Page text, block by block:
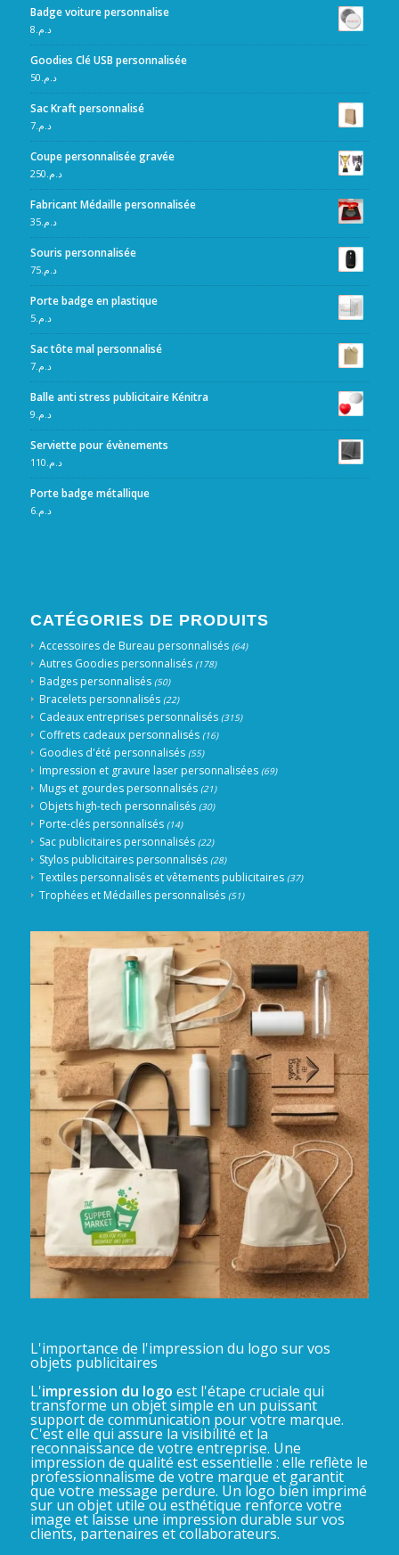
Badge voiture personnalise
د.م. 8
Goodies Clé USB personnalisée
د.م. 50
Sac Kraft personnalisé
د.م.7
Coupe personnalisée gravée
د.م. 250
Fabricant Médaille personnalisée
د.م.35
Souris personnalisée
د.م.75
Porte badge en plastique
د.م.5
Sac tôte mal personnalisé
د.م.7
Balle anti stress publicitaire Kénitra
د.م. 9
Serviette pour évènements
د.م. 110
Porte badge métallique
د.م.6
CATÉGORIES DE PRODUITS
Accessoires de Bureau personnalisés (64)
Autres Goodies personnalisés (178)
Badges personnalisés (50)
Bracelets personnalisés (22)
Cadeaux entreprises personnalisés (315)
Coffrets cadeaux personnalisés (16)
Goodies d'été personnalisés (55)
Impression et gravure laser personnalisées (69)
Mugs et gourdes personnalisés (21)
Objets high-tech personnalisés (30)
Porte-clés personnalisés (14)
Sac publicitaires personnalisés (22)
Stylos publicitaires personnalisés (28)
Textiles personnalisés et vêtements publicitaires (37)
Trophées et Médailles personnalisés (51)
L'importance de l'impression du logo sur vos
objets publicitaires
L'impression du logo est l'étape cruciale qui
transforme un objet simple en un puissant
support de communication pour votre marque.
C'est elle qui assure la visibilité et la
reconnaissance de votre entreprise. Une
impression de qualité est essentielle : elle reflète le
professionnalisme de votre marque et garantit
que votre message perdure. Un logo bien imprimé
sur un objet utile ou esthétique renforce votre
image et laisse une impression durable sur vos
clients, partenaires et collaborateurs.